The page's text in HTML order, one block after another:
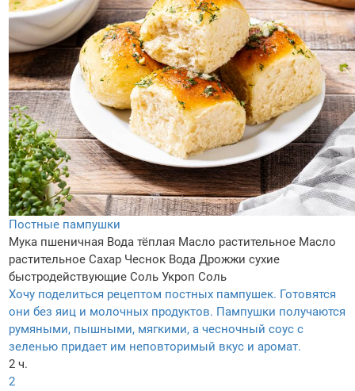
Постные пампушки
Мука пшеничная Вода тёплая Масло растительное Масло
растительное Сахар Чеснок Вода Дрожжи сухие
быстродействующие Соль Укроп Соль
Хочу поделиться рецептом постных пампушек. Готовятся
они без яиц и молочных продуктов. Пампушки получаются
румяными, пышными, мягкими, а чесночный соус с
зеленью придает им неповторимый вкус и аромат.
2 ч.
2